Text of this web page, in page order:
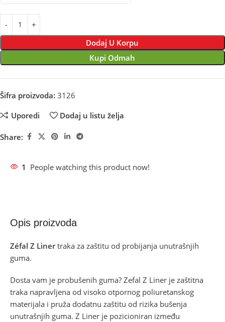
Dodaj U Korpu
Kupi Odmah
Šifra proizvoda: 3126
Uporedi Dodaj u listu želja
Share:
1 People watching this product now!
Opis proizvoda
Zéfal Z Linertraka za zaštitu od probijanja unutrašnjih
guma.
Dosta vam je probušenih guma? Zefal Z Liner je zaštitna
traka napravljena od visoko otpornog poliuretanskog
materijala i pruža dodatnu zaštitu od rizika bušenja
unutrašnjih guma. Z Liner je pozicioniran između